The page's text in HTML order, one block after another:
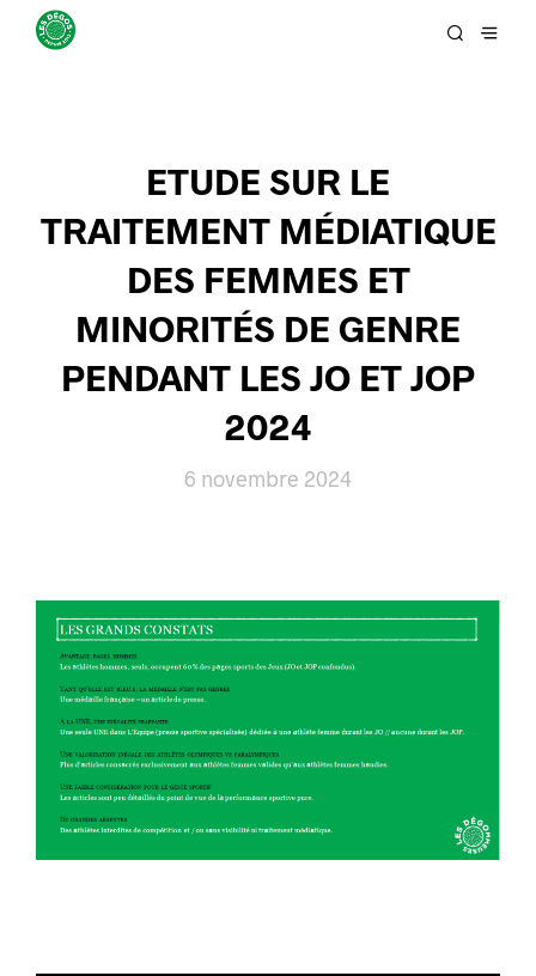
ETUDE SUR LE
TRAITEMENT MÉDIATIQUE
DES FEMMES ET
MINORITÉS DE GENRE
PENDANT LES JO ET JOP
2024
6 novembre 2024